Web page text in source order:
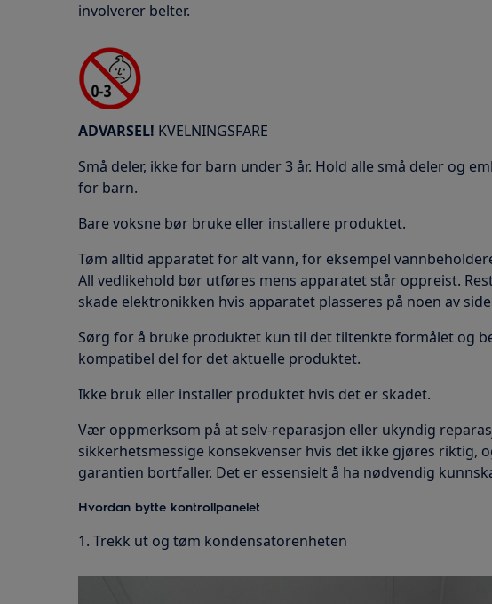
involverer belter.
ADVARSEL! KVELNINGSFARE
Små deler, ikke for barn under 3 år. Hold alle små deler og
for barn.
Bare voksne bør bruke eller installere produktet.
Tøm alltid apparatet for alt vann, for eksempel
All vedlikehold bør utføres mens apparatet står oppreist.
skade elektronikken hvis apparatet plasseres på noen av
Sørg for å bruke produktet kun til det tiltenkte formålet og
kompatibel del for det aktuelle produktet.
Ikke bruk eller installer produktet hvis det er skadet.
Vær oppmerksom på at selv-reparasjon eller ukyndig
sikkerhetsmessige konsekvenser hvis det ikke gjøres riktig,
garantien bortfaller. Det er essensielt å ha nødvendig
Hvordan bytte kontrollpanelet
1. Trekk ut og tøm kondensatorenheten